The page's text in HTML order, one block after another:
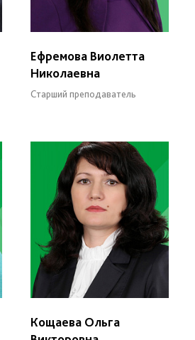
Ефремова Виолетта
Николаевна
Старший преподаватель
Кощаева Ольга